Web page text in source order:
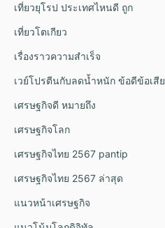
เที่ยวยุโรป ประเทศไหนดี ถูก
เที่ยวโตเกียว
เรื่องราวความสำเร็จ
เวย์โปรตีนกับลดน้ำหนัก ข้อดีข้อเสีย
เศรษฐกิจดี หมายถึง
เศรษฐกิจโลก
เศรษฐกิจไทย 2567 pantip
เศรษฐกิจไทย 2567 ล่าสุด
แนวหน้าเศรษฐกิจ